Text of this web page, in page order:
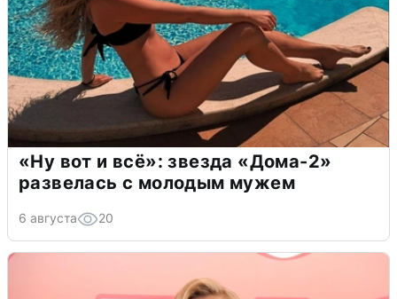
«Ну вот и всё»: звезда «Дома-2»
развелась с молодым мужем
6 августа 20